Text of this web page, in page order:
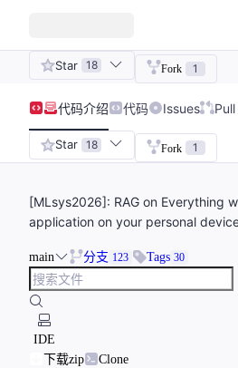
Star 18 Fork 1
代码介绍 代码 Issues
Star 18 Fork 1
[MLsys2026]: RAG on Everything
application on your personal
main 分支 123 Tags 30
IDE
下载zip
Clone